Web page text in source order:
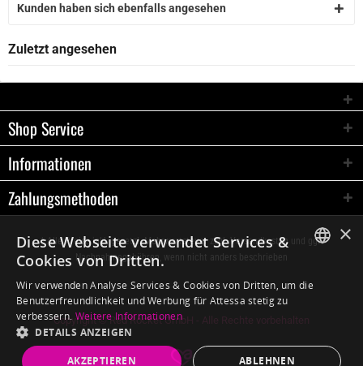
Kunden haben sich ebenfalls angesehen
Zuletzt angesehen
Shop Service
Informationen
Zahlungsmethoden
* Alle Preise inkl. gesetzl. Mehrwertsteuer zzgl.Versandkostenund ggf.
Nachnahmegebühren, wenn nicht anders beschrieben
Copyright © Red Rocket GmbH - Alle Rechte vorbehalten
×
Diese Webseite verwendet Services &
Cookies von Dritten.
Wir verwenden Analyse Services & Cookies von Dritten, um die
Benutzerfreundlichkeit und Werbung für Attessa stetig zu
verbessern. Weitere Informationen
DETAILS ANZEIGEN
AKZEPTIEREN ABLEHNEN